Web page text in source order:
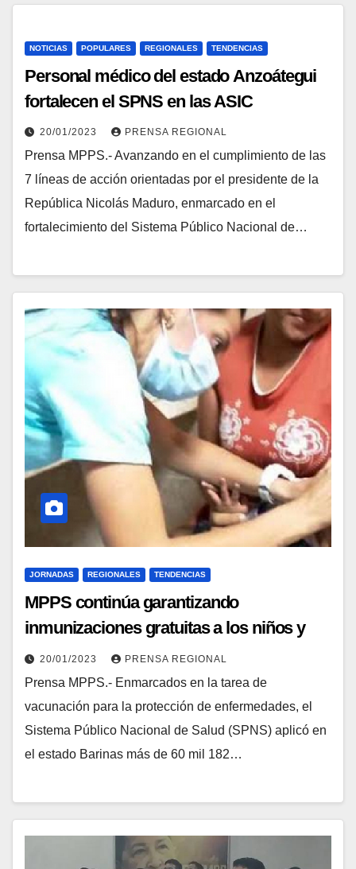
NOTICIAS POPULARES REGIONALES TENDENCIAS
Personal médico del estado Anzoátegui
fortalecen el SPNS en las ASIC
20/01/2023 PRENSA REGIONAL
Prensa MPPS.- Avanzando en el cumplimiento de las
7 líneas de acción orientadas por el presidente de la
República Nicolás Maduro, enmarcado en el
fortalecimiento del Sistema Público Nacional de…
JORNADAS REGIONALES TENDENCIAS
MPPS continúa garantizando
inmunizaciones gratuitas a los niños y
niñas del estado Barinas
20/01/2023 PRENSA REGIONAL
Prensa MPPS.- Enmarcados en la tarea de
vacunación para la protección de enfermedades, el
Sistema Público Nacional de Salud (SPNS) aplicó en
el estado Barinas más de 60 mil 182…